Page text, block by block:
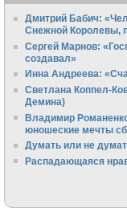
Дмитрий Бабич:
Снежной Королевы,
Сергей Марнов:
создавал»
Инна Андреева:
Светлана Коппел-
Демина)
Владимир
юношеские мечты
Думать или не
Распадающаяся